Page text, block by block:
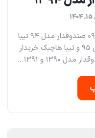
خریدار فوری و نقدی تیبا ۰۹۱۲۸۵۰۱۹۱۲ صندوقدار مدل ۹۴ تیبا
مدل ۹۵ تیبا ۲ مدل ۹۴ و تیبا ۲ مدل ۹۵ و تیبا هاچبک خریدار
و ۱۳۹۱...